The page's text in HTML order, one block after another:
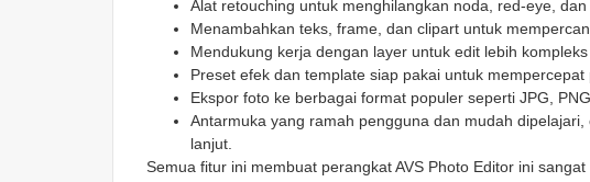
Alat retouching untuk menghilangkan noda, red-eye,
Menambahkan teks, frame, dan clipart untuk
Mendukung kerja dengan layer untuk edit lebih kompleks
Preset efek dan template siap pakai untuk mempercepat
Ekspor foto ke berbagai format populer seperti JPG,
Antarmuka yang ramah pengguna dan mudah
lanjut.
Semua fitur ini membuat perangkat AVS Photo Editor ini sangat